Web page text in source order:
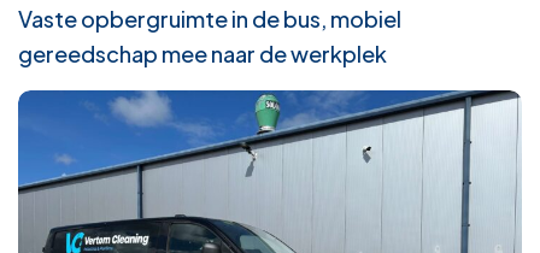
Vaste opbergruimte in de bus, mobiel
gereedschap mee naar de werkplek